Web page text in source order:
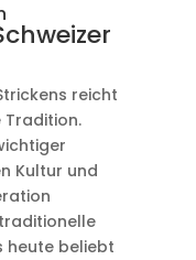
reicht
Tradition.
Kultur und
heute beliebt